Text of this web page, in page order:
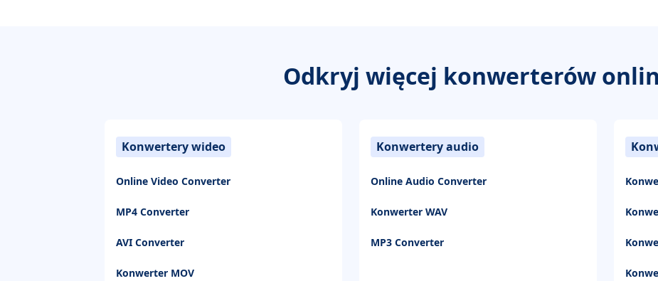
Odkryj więcej konwerterów
Konwertery wideo
Online Video Converter
MP4 Converter
AVI Converter
Konwerter MOV
Konwertery audio
Online Audio Converter
Konwerter WAV
MP3 Converter